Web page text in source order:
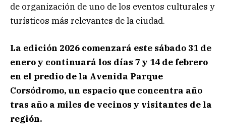
de organización de uno de los eventos culturales y
turísticos más relevantes de la ciudad.
La edición 2026 comenzará este sábado 31 de
enero y continuará los días 7 y 14 de febrero
en el predio de la Avenida Parque
Corsódromo, un espacio que concentra año
tras año a miles de vecinos y visitantes de la
región.